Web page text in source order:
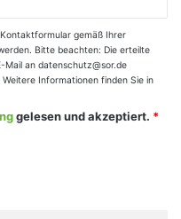
gemäß Ihrer
Bitte beachten: Die erteilte
Mail an datenschutz@sor.de
Informationen finden Sie in
gelesen und akzeptiert. *